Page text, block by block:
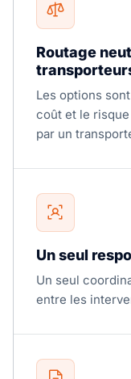
Routage
Les options
coût et le
par un
Un seul
Un seul
entre les